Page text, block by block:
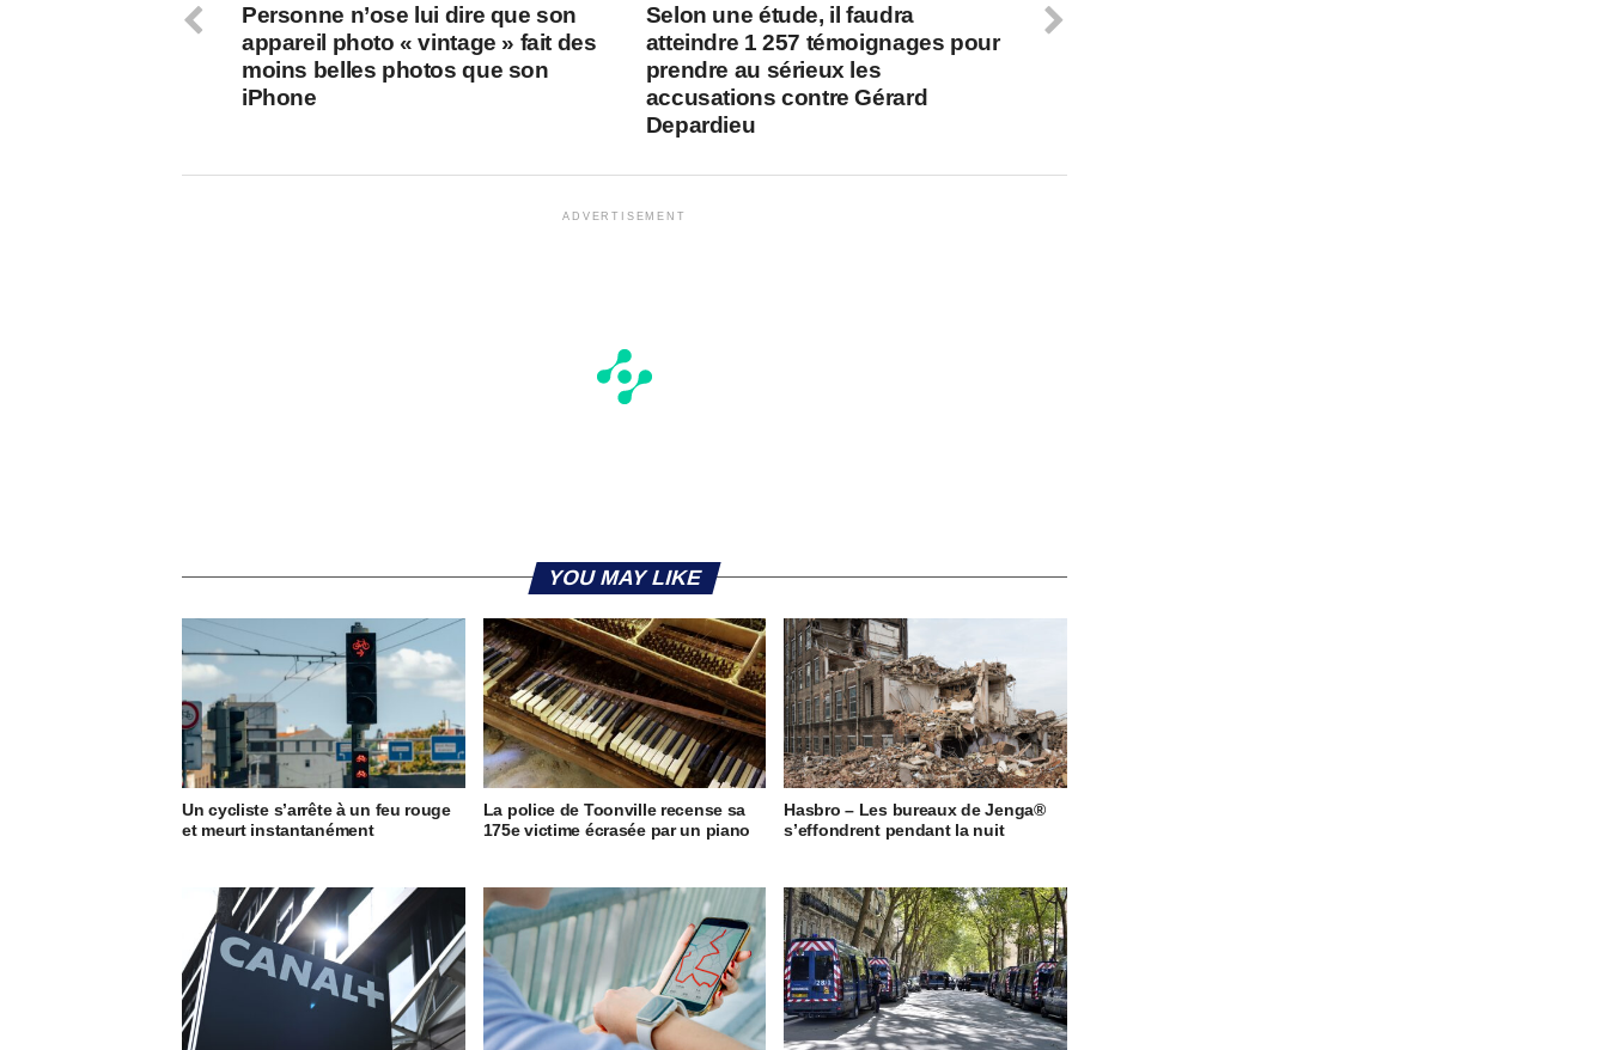
Selon une étude, il faudra
atteindre 1 257 témoignages pour
prendre au sérieux les
accusations contre Gérard
Depardieu
Personne n’ose lui dire que son
appareil photo « vintage » fait des
moins belles photos que son
iPhone
ADVERTISEMENT
YOU MAY LIKE
Un cycliste s’arrête à un feu rouge
et meurt instantanément
La police de Toonville recense sa
175e victime écrasée par un piano
Hasbro – Les bureaux de Jenga®
s’effondrent pendant la nuit